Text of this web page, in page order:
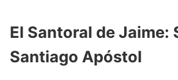
Nombres de niño que
El Santoral de Jaime:
Santiago Apóstol